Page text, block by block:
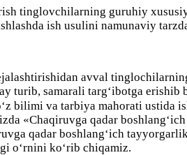
tinglovchilarning guruhiy
ish usulini namunaviy
avval
turib, samarali targ‘ibotga erishib
bilimi va tarbiya mahorati ustida
«Chaqiruvga qadar
qadar boshlang‘ich
o‘rnini ko‘rib chiqamiz.